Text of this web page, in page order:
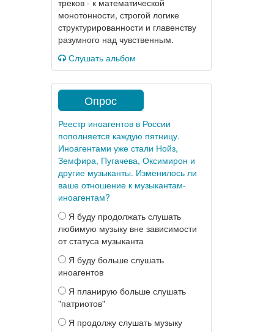
треков - к математической
монотонности, строгой логике
структурированности и главенству
разумного над чувственным.
Слушать альбом
Опрос
Реестр иноагентов в России
пополняется каждую пятницу.
Иноагентами уже стали Нойз,
Земфира, Пугачева, Оксимирон и
другие музыканты. Изменилось ли
ваше отношение к музыкантам-
иноагентам?
Я буду продолжать слушать
любимую музыку вне зависимости
от статуса музыканта
Я буду больше слушать
иноагентов
Я планирую больше слушать
"патриотов"
Я продолжу слушать музыку